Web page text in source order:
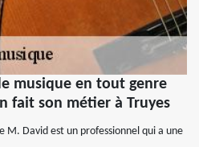
musique en tout genre
fait son métier à Truyes
M. David est un professionnel qui a une